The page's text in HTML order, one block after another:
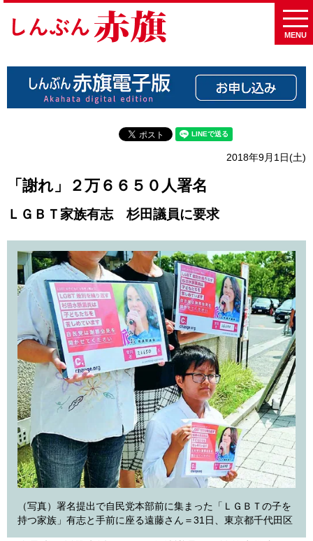
MENU
2018年9月1日(土)
「謝れ」２万６６５０人署名
ＬＧＢＴ家族有志 杉田議員に要求
（写真）署名提出で自民党本部前に集まった「ＬＧＢＴの子を
持つ家族」有志と手前に座る遠藤さん＝31日、東京都千代田区